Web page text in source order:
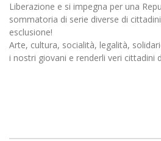
Liberazione e si impegna per una
sommatoria di serie diverse di
esclusione!
Arte, cultura, socialità, legalità,
i nostri giovani e renderli veri cittadini